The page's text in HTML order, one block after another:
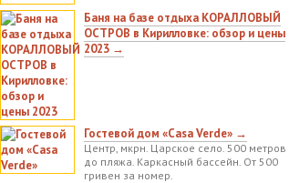
Баня на базе отдыха КОРАЛЛОВЫЙ
ОСТРОВ в Кирилловке: обзор и цены
2023 →
Гостевой дом «Casa Verde» →
Центр, мкрн. Царское село. 500 метров
до пляжа. Каркасный бассейн. От 500
гривен за номер.